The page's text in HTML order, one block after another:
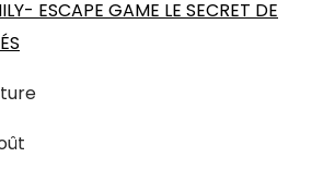
ESCAPE GAME LE SECRET DE